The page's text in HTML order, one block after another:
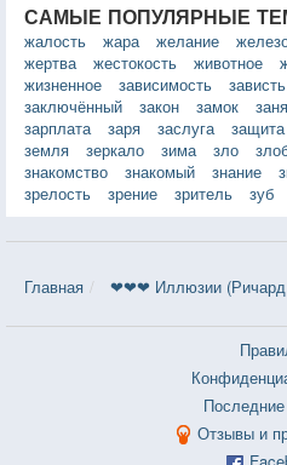
САМЫЕ ПОПУЛЯРНЫЕ
жалость
жара желание
жертва
жестокость животное
жизненное
зависимость зависть
заключённый
закон замок
зарплата
заря заслуга защита
земля
зеркало зима зло
знакомство
знакомый знание
зрелость
зрение зритель зуб
Главная ❤❤❤ Иллюзии (Ричард
Отзывы и